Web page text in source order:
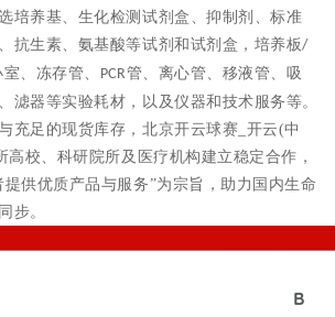
培养基、生化检测试剂盒、抑制剂、标准
抗生素、氨基酸等试剂和试剂盒，培养板/
、冻存管、 PCR管、离心管、移液管、吸
滤器等实验耗材，以及仪器和技术服务等。
充足的现货库存，北京开云球赛_开云(中
高校、科研院所及医疗机构建立稳定合作，
提供优质产品与服务”为宗旨，助力国内生命
步。